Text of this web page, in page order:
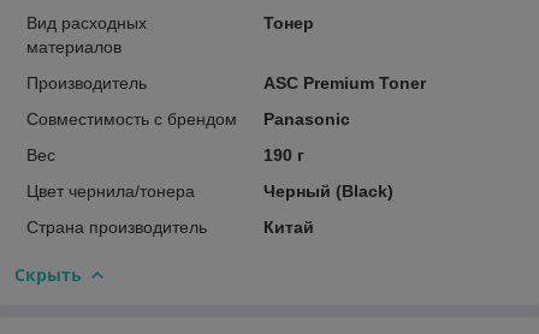
Вид расходных
материалов
Тонер
Производитель
ASC Premium Toner
Совместимость с брендом
Panasonic
Вес
190 г
Цвет чернила/тонера
Черный (Black)
Страна производитель
Китай
Скрыть